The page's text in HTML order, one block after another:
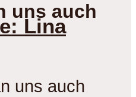
uns auch
uns auch
Lina